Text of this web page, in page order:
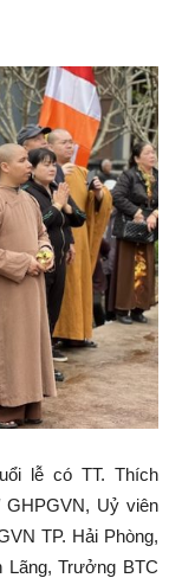
lễ có TT. Thích
Uỷ viên
TP. Hải Phòng,
Lãng, Trưởng BTC